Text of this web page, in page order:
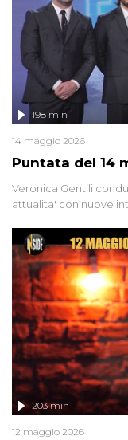
l'intervista inedita a
Puntata del 14
198 min
14 maggio 2026
Veronica Gentili
attualita' con nuove
203 min
12 maggio 2026